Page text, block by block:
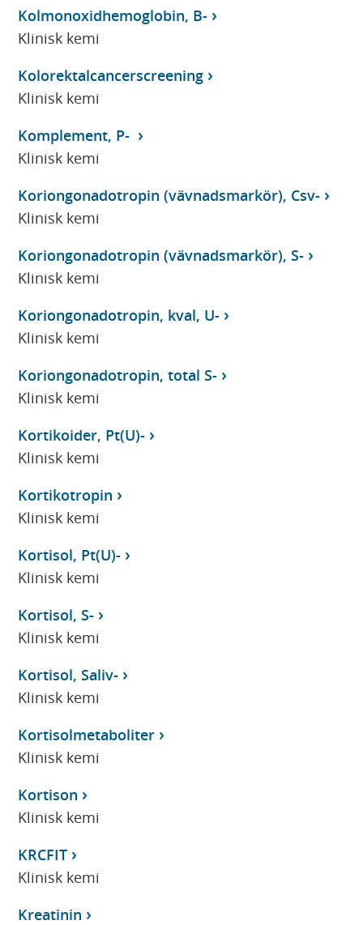
Kolmonoxidhemoglobin, B-
Klinisk kemi
Kolorektalcancerscreening
Klinisk kemi
Komplement, P-
Klinisk kemi
Koriongonadotropin (vävnadsmarkör), Csv-
Klinisk kemi
Koriongonadotropin (vävnadsmarkör), S-
Klinisk kemi
Koriongonadotropin, kval, U-
Klinisk kemi
Koriongonadotropin, total S-
Klinisk kemi
Kortikoider, Pt(U)-
Klinisk kemi
Kortikotropin
Klinisk kemi
Kortisol, Pt(U)-
Klinisk kemi
Kortisol, S-
Klinisk kemi
Kortisol, Saliv-
Klinisk kemi
Kortisolmetaboliter
Klinisk kemi
Kortison
Klinisk kemi
KRCFIT
Klinisk kemi
Kreatinin